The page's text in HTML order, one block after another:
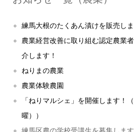
練馬大根のたくあん漬けを販売しま
農業経営改善に取り組む認定農業
介します！
ねりまの農業
農業体験農園
「ねりマルシェ」を開催します！
曜））
練馬区農の学校受講生を募集します